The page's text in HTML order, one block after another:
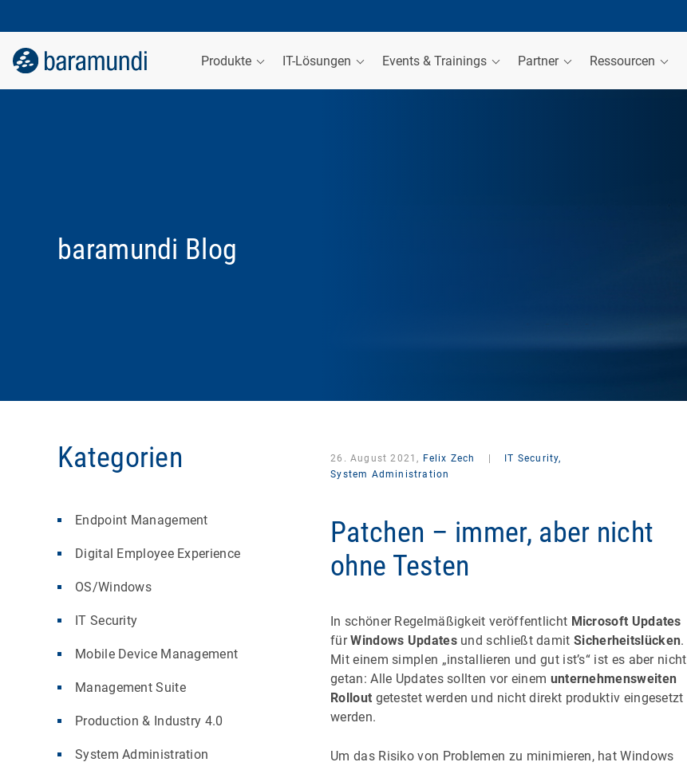
Produkte IT-Lösungen Events & Trainings Partner Ressourcen
baramundi Blog
Kategorien
Endpoint Management
Digital Employee Experience
OS/Windows
IT Security
Mobile Device Management
Management Suite
Production & Industry 4.0
System Administration
26. August 2021, Felix Zech
IT Security,
System Administration
Patchen – immer, aber nicht
ohne Testen
In schöner Regelmäßigkeit veröffentlicht Microsoft Updates
fürWindows Updatesund schließt damit Sicherheitslücken.
Mit einem simplen „installieren und gut ist’s“ ist es aber nicht
getan: Alle Updates sollten vor einem unternehmensweiten
Rollout getestet werden und nicht direkt produktiv eingesetzt
werden.
Um das Risiko von Problemen zu minimieren, hat Windows